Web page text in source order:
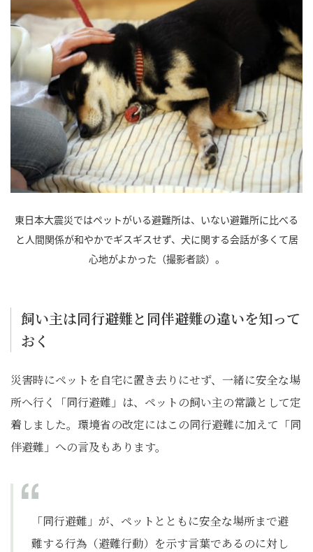
東日本大震災ではペットがいる避難所は、いない避難所に比べる
と人間関係が和やかでギスギスせず、犬に関する会話が多くて居
心地がよかった（撮影者談）。
飼い主は同行避難と同伴避難の違いを知って
おく
災害時にペットを自宅に置き去りにせず、一緒に安全な場
所へ行く「同行避難」は、ペットの飼い主の常識として定
着しました。環境省の改定にはこの同行避難に加えて「同
伴避難」への言及もあります。
「同行避難」が、ペットとともに安全な場所まで避
難する行為 （避難行動） を示す言葉であるのに対し